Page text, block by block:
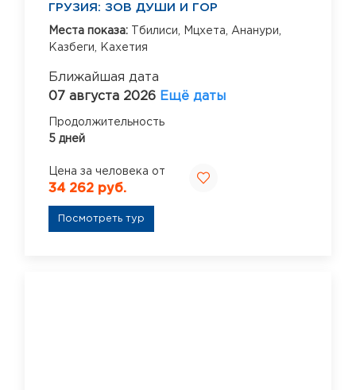
ГРУЗИЯ: ЗОВ ДУШИ И ГОР
Места показа: Тбилиси, Мцхета, Ананури,
Казбеги,
Кахетия
Ближайшая дата
07 августа 2026 Ещё даты
Продолжительность
5 дней
Цена за человека от
34 262 руб.
Посмотреть тур